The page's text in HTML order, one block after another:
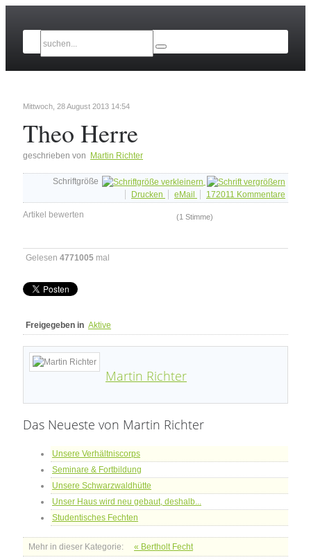
Mittwoch, 28 August 2013 14:54
Theo Herre
geschrieben von Martin Richter
Schriftgröße
Drucken
eMail 172011 Kommentare
Artikel bewerten (1 Stimme)
Gelesen 4771005 mal
Freigegeben in Aktive
Martin Richter
Das Neueste von Martin Richter
Unsere Verhältniscorps
Seminare & Fortbildung
Unsere Schwarzwaldhütte
Unser Haus wird neu gebaut, deshalb...
Studentisches Fechten
Mehr in dieser Kategorie: « Bertholt Fecht